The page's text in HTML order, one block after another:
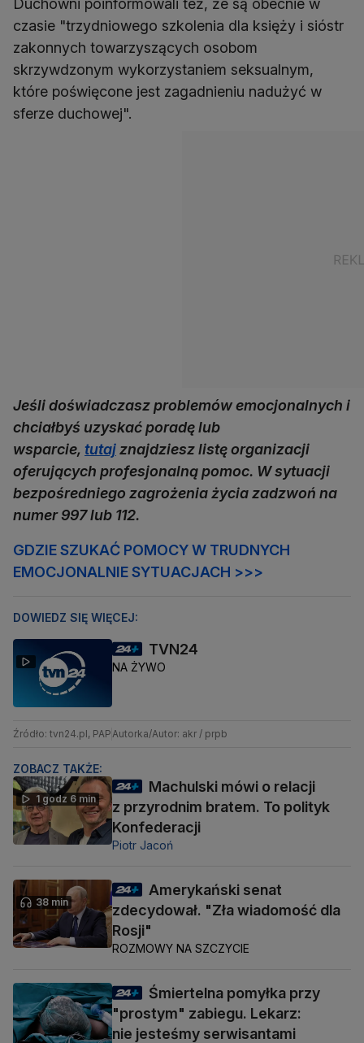
czasie "trzydniowego szkolenia dla księży i sióstr
zakonnych towarzyszących osobom
skrzywdzonym wykorzystaniem seksualnym,
które poświęcone jest zagadnieniu nadużyć w
sferze duchowej".
Jeśli doświadczasz problemów emocjonalnych i
chciałbyś uzyskać poradę lub
wsparcie, tutajznajdziesz listę organizacji
oferujących profesjonalną pomoc. W sytuacji
bezpośredniego zagrożenia życia zadzwoń na
numer 997 lub 112.
GDZIE SZUKAĆ POMOCY W TRUDNYCH
EMOCJONALNIE SYTUACJACH >>>
DOWIEDZ SIĘ WIĘCEJ:
TVN24
NA ŻYWO
Źródło: tvn24.pl, PAP Autorka/Autor: akr / prpb
ZOBACZ TAKŻE:
1 godz 6 min
Machulski mówi o relacji
z przyrodnim bratem. To polityk
Konfederacji
Piotr Jacoń
38 min
Amerykański senat
zdecydował. "Zła wiadomość dla
Rosji"
ROZMOWY NA SZCZYCIE
Śmiertelna pomyłka przy
"prostym" zabiegu. Lekarz:
nie jesteśmy serwisantami